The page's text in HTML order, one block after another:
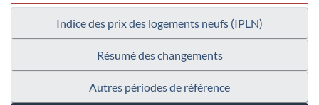
Indice des prix des logements neufs (IPLN)
Résumé des changements
Autres périodes de référence